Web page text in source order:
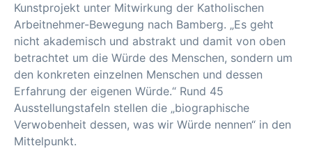
Kunstprojekt unter Mitwirkung der Katholischen
Arbeitnehmer-Bewegung nach Bamberg. „Es geht
nicht akademisch und abstrakt und damit von oben
betrachtet um die Würde des Menschen, sondern um
den konkreten einzelnen Menschen und dessen
Erfahrung der eigenen Würde.“ Rund 45
Ausstellungstafeln stellen die „biographische
Verwobenheit dessen, was wir Würde nennen“ in den
Mittelpunkt.